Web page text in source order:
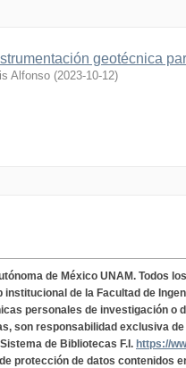
geotécnica
Alfonso (2023-10-12)
de México UNAM. Todos
institucional de la Facultad de
personales de investigación o
son responsabilidad exclusiva
de Bibliotecas F.I. https://
protección de datos contenidos